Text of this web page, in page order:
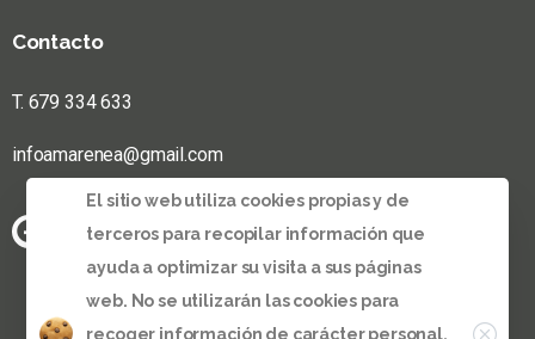
Contacto
T. 679 334 633
infoamarenea@gmail.com
El sitio web utiliza cookies propias y de
terceros para recopilar información que
ayuda a optimizar su visita a sus páginas
web. No se utilizarán las cookies para
recoger información de carácter personal.